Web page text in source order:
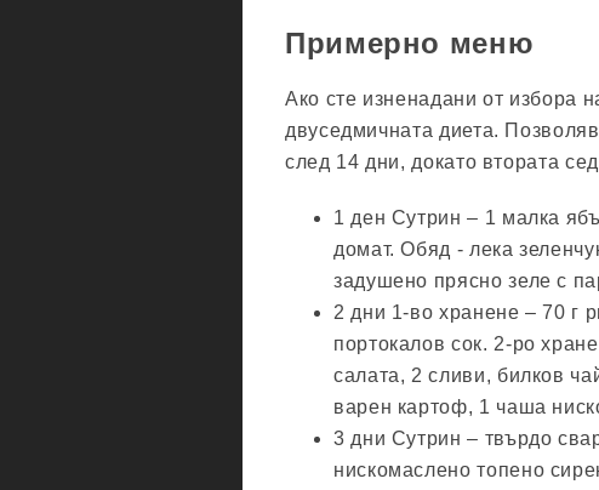
Примерно меню
Ако сте изненадани от избора
двуседмичната диета.
след 14 дни, докато втората
1 ден Сутрин – 1 малка
домат. Обяд - лека
задушено прясно зеле с
2 дни 1-во хранене – 70 г
портокалов сок. 2-ро
салата, 2 сливи, билков
варен картоф, 1 чаша
3 дни Сутрин – твърдо
нискомаслено топено